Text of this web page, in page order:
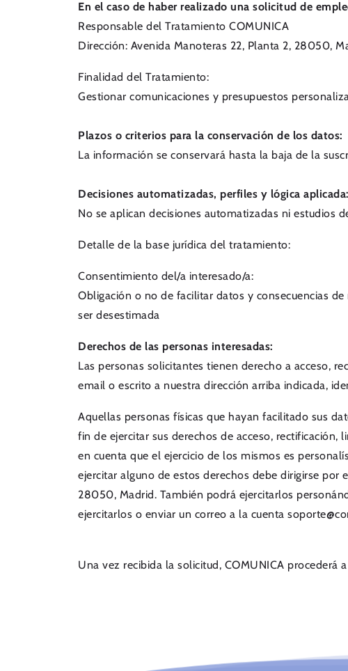
En el caso de haber realizado una solicitud de
Responsable del Tratamiento COMUNICA
Dirección: Avenida Manoteras 22, Planta 2, 28050,
Finalidad del Tratamiento:
Gestionar comunicaciones y presupuestos
Plazos o criterios para la conservación de los datos:
La información se conservará hasta la baja de la
Decisiones automatizadas, perfiles y lógica aplicada:
No se aplican decisiones automatizadas ni estudios
Detalle de la base jurídica del tratamiento:
Consentimiento del/a interesado/a:
Obligación o no de facilitar datos y consecuencias
ser desestimada
Derechos de las personas interesadas:
Las personas solicitantes tienen derecho a acceso,
email o escrito a nuestra dirección arriba indicada,
Aquellas personas físicas que hayan facilitado sus
fin de ejercitar sus derechos de acceso,
en cuenta que el ejercicio de los mismos es
ejercitar alguno de estos derechos debe dirigirse
28050, Madrid. También podrá ejercitarlos
ejercitarlos o enviar un correo a la cuenta
Una vez recibida la solicitud, COMUNICA